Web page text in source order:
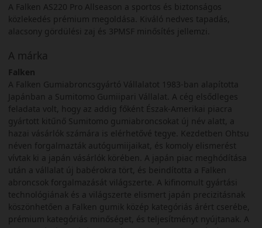
A Falken AS220 Pro Allseason a sportos és biztonságos
közlekedés prémium megoldása. Kiváló nedves tapadás,
alacsony gördülési zaj és 3PMSF minősítés jellemzi.
A márka
Falken
A Falken Gumiabroncsgyártó Vállalatot 1983-ban alapította
Japánban a Sumitomo Gumiipari Vállalat. A cég elsődleges
feladata volt, hogy az addig főként Észak-Amerikai piacra
gyártott kitűnő Sumitomo gumiabroncsokat új név alatt, a
hazai vásárlók számára is elérhetővé tegye. Kezdetben Ohtsu
néven forgalmazták autógumiijaikat, és komoly elismerést
vívtak ki a japán vásárlók körében. A japán piac meghódítása
után a vállalat új babérokra tört, és beindította a Falken
abroncsok forgalmazását világszerte. A kifinomult gyártási
technológiának és a világszerte elismert japán precizitásnak
köszönhetően a Falken gumik közép kategóriás árért cserébe,
prémium kategóriás minőséget, és teljesítményt nyújtanak. A